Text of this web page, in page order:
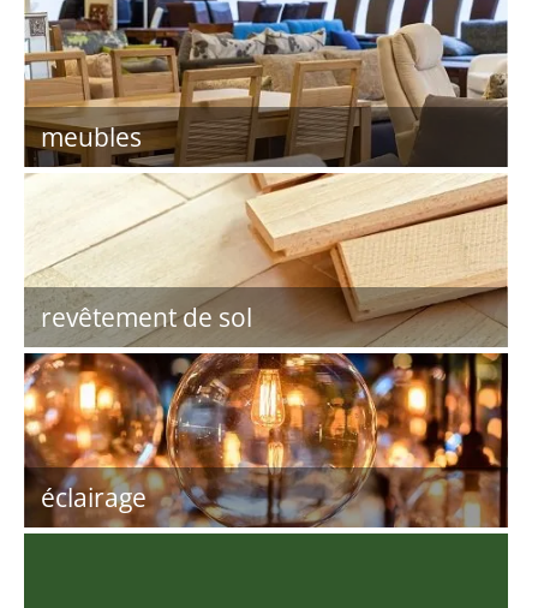
meubles
revêtement de sol
éclairage